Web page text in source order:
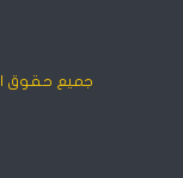
جميع حقوق